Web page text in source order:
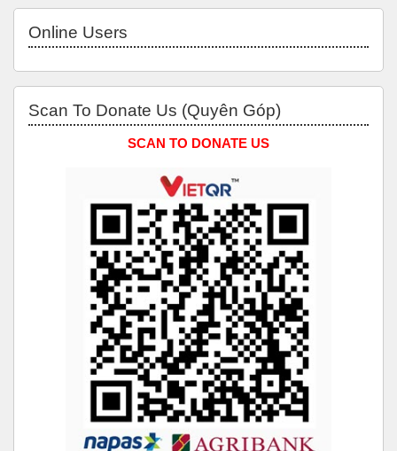
Online Users
Scan To Donate Us (Quyên Góp)
SCAN TO DONATE US